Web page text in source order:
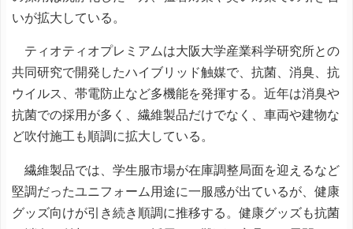
いが拡大している。
ティオティオプレミアムは大阪大学産業科学研究所との
共同研究で開発したハイブリッド触媒で、抗菌、消臭、抗
ウイルス、帯電防止など多機能を発揮する。近年は消臭や
抗菌での採用が多く、繊維製品だけでなく、車両や建物な
ど吹付施工も順調に拡大している。
繊維製品では、学生服市場が在庫調整局面を迎えるなど
堅調だったユニフォーム用途に一服感が出ているが、健康
グッズ向けが引き続き順調に推移する。健康グッズも抗菌